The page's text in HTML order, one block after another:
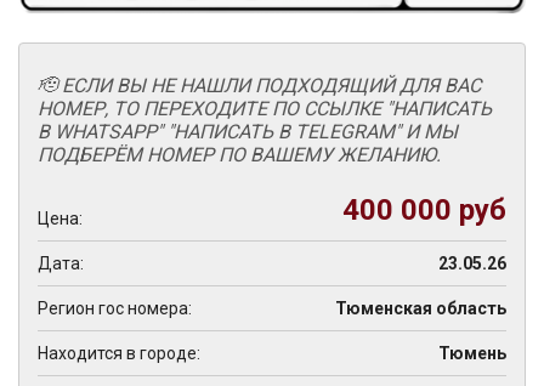
🫡 ЕСЛИ ВЫ НЕ НАШЛИ ПОДХОДЯЩИЙ ДЛЯ ВАС
НОМЕР, ТО ПЕРЕХОДИТЕ ПО ССЫЛКЕ "НАПИСАТЬ
В WHATSAPP" "НАПИСАТЬ В TELEGRAM" И МЫ
ПОДБЕРЁМ НОМЕР ПО ВАШЕМУ ЖЕЛАНИЮ.
Цена: 400 000 руб
Дата: 23.05.26
Регион гос номера: Тюменская область
Находится в городе: Тюмень